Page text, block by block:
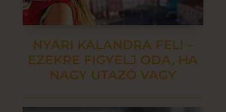
NYÁRI KALANDRA FEL! –
EZEKRE FIGYELJ ODA, HA
NAGY UTAZÓ VAGY